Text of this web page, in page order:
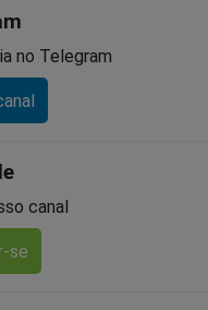
no Telegram
canal
se